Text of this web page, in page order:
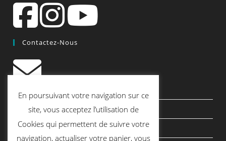
Contactez-Nous
contact@quiscrap.fr
Les Fiches Techniques et les Tutos
Le Blog
En poursuivant votre navigation sur ce
site, vous acceptez l’utilisation de
Cookies qui permettent de suivre votre
navigation, actualiser votre panier, vous